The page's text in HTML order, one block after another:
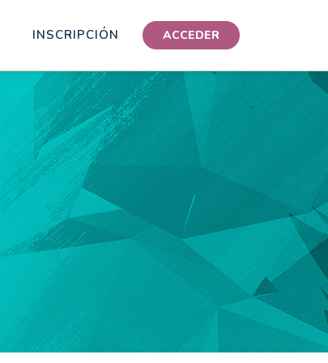
INSCRIPCIÓN ACCEDER